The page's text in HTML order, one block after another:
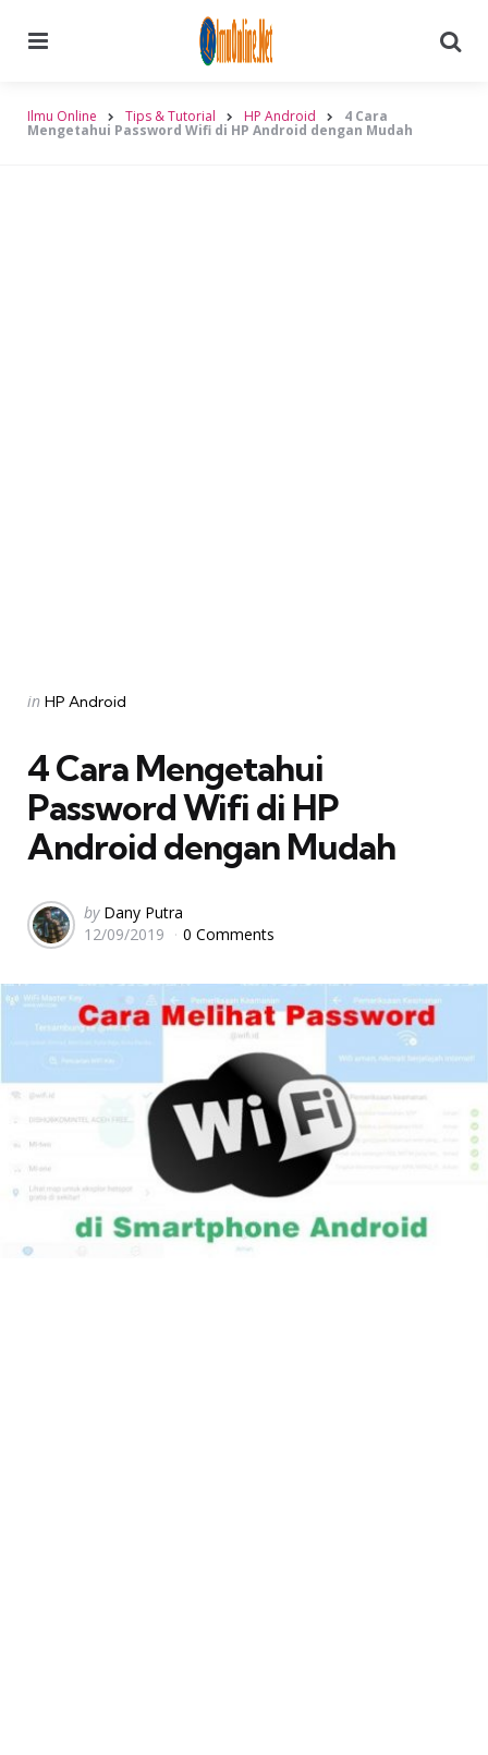
Ilmu Online Tips & Tutorial HP Android 4 Cara
Mengetahui Password Wifi di HP Android dengan Mudah
Categories
Posted
in HP Android
4 Cara Mengetahui
Password Wifi di HP
Android dengan Mudah
Posted
by
by Dany Putra
12/09/2019
0 Comments